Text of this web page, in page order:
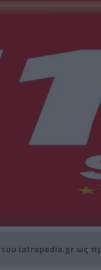
iatropedia.gr ως